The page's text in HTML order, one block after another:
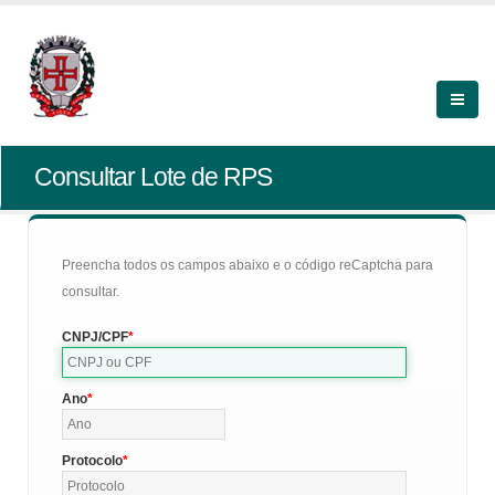
Consultar Lote de RPS
Preencha todos os campos abaixo e o código reCaptcha para
consultar.
CNPJ/CPF
Ano
Protocolo